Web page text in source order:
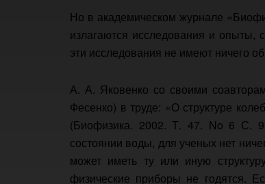
Но в академическом журнале
излагаются исследования и опыты,
эти исследования не имеют ничего
А. А. Яковенко со своими
Фесенко) в труде: «О структуре
(Биофизика. 2002. Т. 47. No 6 С.
состоянии воды, для ученых нет
может иметь ту или иную
физические приборы не годятся.